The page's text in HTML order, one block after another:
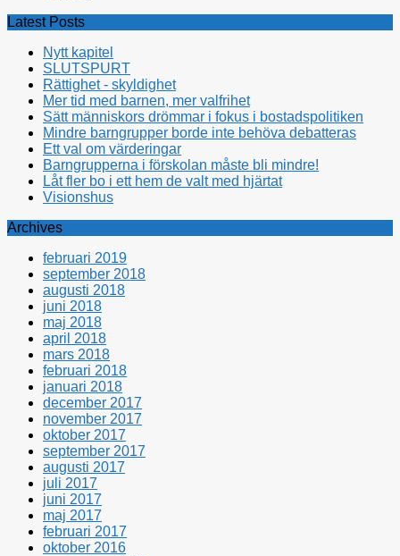
Latest Posts
Nytt kapitel
SLUTSPURT
Rättighet - skyldighet
Mer tid med barnen, mer valfrihet
Sätt människors drömmar i fokus i bostadspolitiken
Mindre barngrupper borde inte behöva debatteras
Ett val om värderingar
Barngrupperna i förskolan måste bli mindre!
Låt fler bo i ett hem de valt med hjärtat
Visionshus
Archives
februari 2019
september 2018
augusti 2018
juni 2018
maj 2018
april 2018
mars 2018
februari 2018
januari 2018
december 2017
november 2017
oktober 2017
september 2017
augusti 2017
juli 2017
juni 2017
maj 2017
februari 2017
oktober 2016